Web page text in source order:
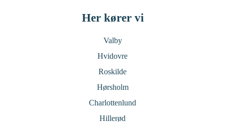
Her kører vi
Valby
Hvidovre
Roskilde
Hørsholm
Charlottenlund
Hillerød